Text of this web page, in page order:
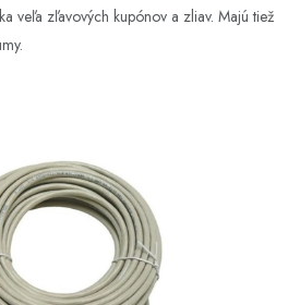
veľa zľavových kupónov a zliav. Majú tiež